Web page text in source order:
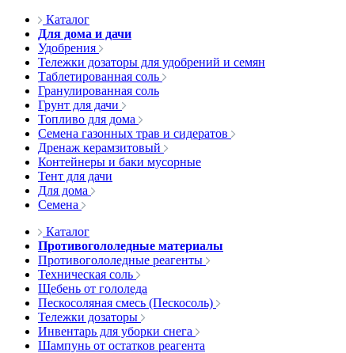
Каталог
Для дома и дачи
Удобрения
Тележки дозаторы для удобрений и семян
Таблетированная соль
Гранулированная соль
Грунт для дачи
Топливо для дома
Семена газонных трав и сидератов
Дренаж керамзитовый
Контейнеры и баки мусорные
Тент для дачи
Для дома
Семена
Каталог
Противогололедные материалы
Противогололедные реагенты
Техническая соль
Щебень от гололеда
Пескосоляная смесь (Пескосоль)
Тележки дозаторы
Инвентарь для уборки снега
Шампунь от остатков реагента